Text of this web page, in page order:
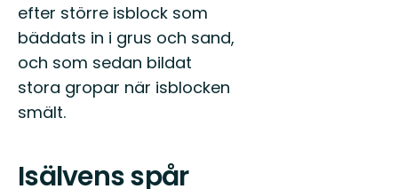
efter större isblock som
bäddats in i grus och sand,
och som sedan bildat
stora gropar när isblocken
smält.
Isälvens spår